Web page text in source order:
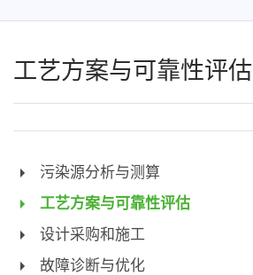
污染源分析与测算
工艺方案与可靠性评估
设计采购和施工
故障诊断与优化
工艺方案与可靠性评估